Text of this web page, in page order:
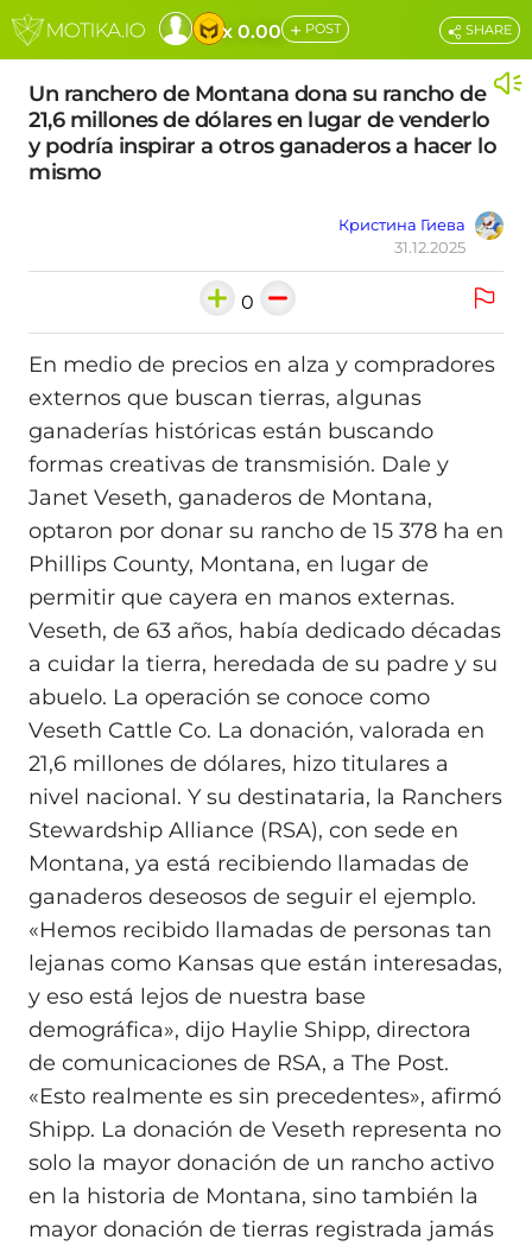
x 0.00 + POST
Un ranchero de Montana dona su rancho de
21,6 millones de dólares en lugar de venderlo
y podría inspirar a otros ganaderos a hacer lo
mismo
Кристина Гиева
31.12.2025
SHARE
0
En medio de precios en alza y compradores
externos que buscan tierras, algunas
ganaderías históricas están buscando
formas creativas de transmisión. Dale y
Janet Veseth, ganaderos de Montana,
optaron por donar su rancho de 15 378 ha en
Phillips County, Montana, en lugar de
permitir que cayera en manos externas.
Veseth, de 63 años, había dedicado décadas
a cuidar la tierra, heredada de su padre y su
abuelo. La operación se conoce como
Veseth Cattle Co. La donación, valorada en
21,6 millones de dólares, hizo titulares a
nivel nacional. Y su destinataria, la Ranchers
Stewardship Alliance (RSA), con sede en
Montana, ya está recibiendo llamadas de
ganaderos deseosos de seguir el ejemplo.
«Hemos recibido llamadas de personas tan
lejanas como Kansas que están interesadas,
y eso está lejos de nuestra base
demográfica», dijo Haylie Shipp, directora
de comunicaciones de RSA, a The Post.
«Esto realmente es sin precedentes», afirmó
Shipp. La donación de Veseth representa no
solo la mayor donación de un rancho activo
en la historia de Montana, sino también la
mayor donación de tierras registrada jamás